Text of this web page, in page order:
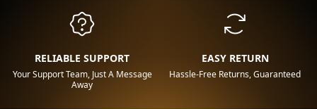
EASY RETURN
Hassle-Free Returns, Guaranteed
RELIABLE SUPPORT
Your Support Team, Just A Message
Away